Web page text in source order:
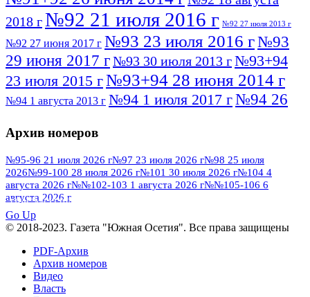
2018 г№92 21 июля 2016 г №92 27 июля 2013 г
№92 27 июня 2017 г №93 23 июля 2016 г№93
29 июня 2017 г№93 30 июля 2013 г№93+94
23 июля 2015 г№93+94 28 июня 2014 г
№94 1 августа 2013 г №94 1 июля 2017 г№94 26
№95 7 августа 2012 г
№95 28 июля 2016 г№95+96 3 августа
2013 г№96 6 июля 2017 г№96 9 августа
2012 г №96 28 июля 2015 г
№96+97 30 июля 2016 г
№97 11 августа 2012 г
№97 30 июля 2015 г
№98 2 августа 2016 г
Архив номеров
№95-96 21 июля 2026 г№97 23 июля 2026 г№98 25 июля
2026№99-100 28 июля 2026 г№101 30 июля 2026 г№104 4
августа 2026 г№№102-103 1 августа 2026 г№№105-106 6
августа 2026 г
ПОСМОТРЕТЬ ВСЕ
Go Up
© 2018-2023. Газета "Южная Осетия". Все права защищены
PDF-Архив
Архив номеров
Видео
Власть